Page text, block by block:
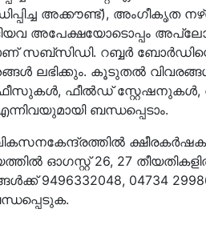
അക്കൗണ്ട്), അംഗീകൃത
അപേക്ഷയോടൊപ്പം
സബ്‌സിഡി. റബ്ബർ
ലഭിക്കും. കൂടുതൽ
ഫീൽഡ് സ്റ്റേഷനുകൾ,
ബന്ധപ്പെടാം.
ഓഗസ്റ്റ് 26, 27
9496332048, 04734